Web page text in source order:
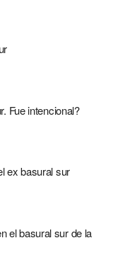
Fue intencional?
ex basural sur
el basural sur de la